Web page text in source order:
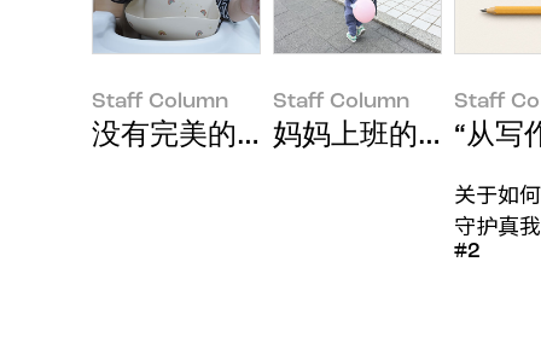
Staff Column
没有完美的父母，但有“做自己”的
Staff Column
妈妈上班的时候会想
Staff
“从写
关于如
守护真
#2